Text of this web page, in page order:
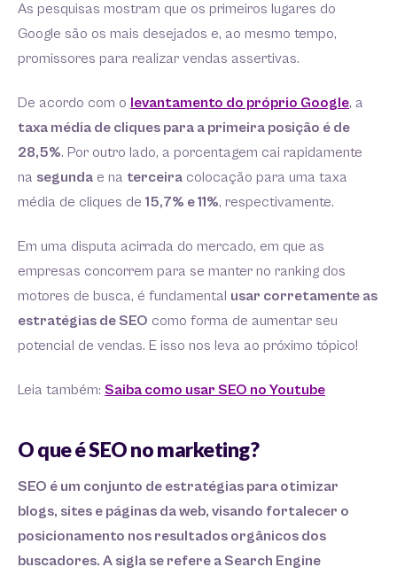
As pesquisas mostram que os primeiros lugares do
Google são os mais desejados e, ao mesmo tempo,
promissores para realizar vendas assertivas.
De acordo com o levantamento do próprio Google, a
taxa média de cliques para a primeira posição é de
28,5%. Por outro lado, a porcentagem cai rapidamente
na segunda e na terceira colocação para uma taxa
média de cliques de 15,7% e 11%, respectivamente.
Em uma disputa acirrada do mercado, em que as
empresas concorrem para se manter no ranking dos
motores de busca, é fundamental usar corretamente as
estratégias de SEO como forma de aumentar seu
potencial de vendas. E isso nos leva ao próximo tópico!
Leia também: Saiba como usar SEO no Youtube
O que é SEO no marketing?
SEO é um conjunto de estratégias para otimizar
blogs, sites e páginas da web, visando fortalecer o
posicionamento nos resultados orgânicos dos
buscadores. A sigla se refere a Search Engine